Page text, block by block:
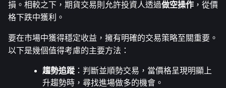
損。相較之下，期貨交易則允許投資人透過做空操作 ，從價
格下跌中獲利。
要在市場中獲得穩定收益，擁有明確的交易策略至關重要。
以下是幾個值得考慮的主要方法：
趨勢追蹤 ：判斷並順勢交易，當價格呈現明顯上
升趨勢時，尋找進場做多的機會。